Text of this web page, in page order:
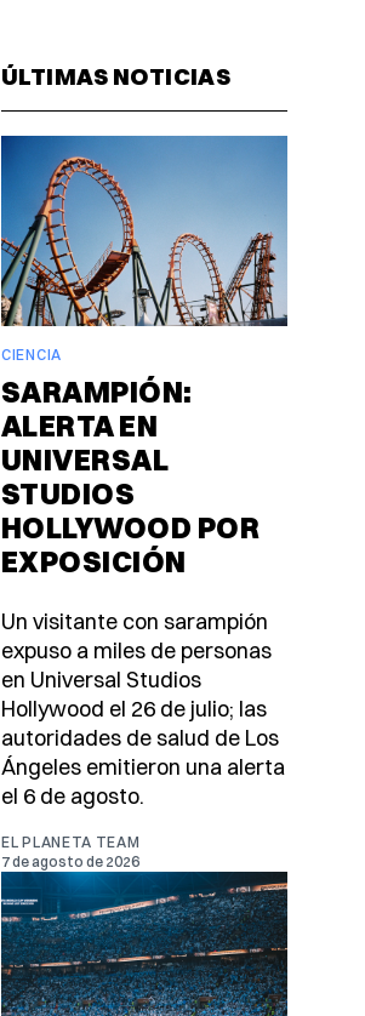
ÚLTIMAS NOTICIAS
CIENCIA
SARAMPIÓN:
ALERTA EN
UNIVERSAL
STUDIOS
HOLLYWOOD POR
EXPOSICIÓN
Un visitante con sarampión
expuso a miles de personas
en Universal Studios
Hollywood el 26 de julio; las
autoridades de salud de Los
Ángeles emitieron una alerta
el 6 de agosto.
EL PLANETA TEAM
7 de agosto de 2026